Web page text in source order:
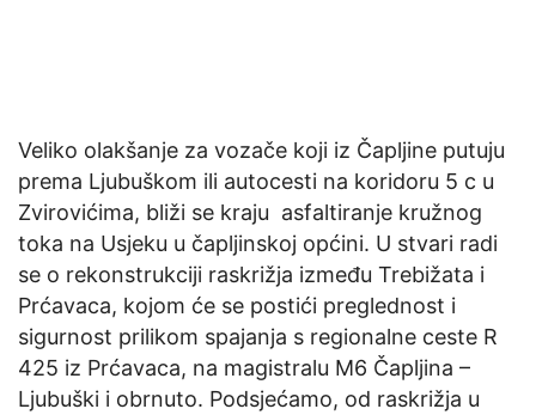
Veliko olakšanje za vozače koji iz Čapljine putuju
prema Ljubuškom ili autocesti na koridoru 5 c u
Zvirovićima, bliži se kraju asfaltiranje kružnog
toka na Usjeku u čapljinskoj općini. U stvari radi
se o rekonstrukciji raskrižja između Trebižata i
Prćavaca, kojom će se postići preglednost i
sigurnost prilikom spajanja s regionalne ceste R
425 iz Prćavaca, na magistralu M6 Čapljina –
Ljubuški i obrnuto. Podsjećamo, od raskrižja u